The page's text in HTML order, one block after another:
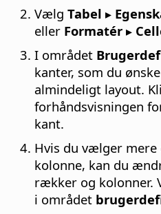
Vælg Tabel ▸
eller Formatér ▸
I området
kanter, som du
almindeligt layout.
forhåndsvisningen
kant.
Hvis du vælger
kolonne, kan du
rækker og
i området